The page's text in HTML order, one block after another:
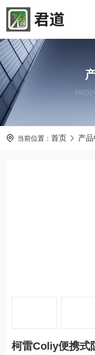
当前位置： 首页 产
柯雷Coliy便携式